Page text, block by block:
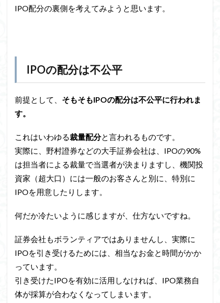
IPO配分の裏側を考えてみようと思います。
IPOの配分は不公平
前提として、 そもそもIPOの配分は不公平に行われま
す。
これはいわゆる裁量配分と言われるものです。
実際に、野村證券などの大手証券会社は、IPOの90%
は担当者による裁量で当選者が決まりますし、機関投
資家（超大口）には一般のお客さんと別に、特別に
IPOを用意したりします。
何だか冷たいように感じますが、仕方ないですね。
証券会社もボランティアではありませんし、実際に
IPOを引き受けるためには、相当なお金と時間がかか
っています。
引き受けたIPOを有効に活用しなければ、IPO業務自
体が採算が合わなくなってしまいます。